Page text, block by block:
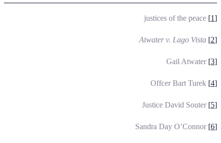
[1]
[2]
Atwater v. Lago Vista
[3]
Gail Atwater
[4]
[5]
Justice David Souter
[6]
Sandra Day O’Connor